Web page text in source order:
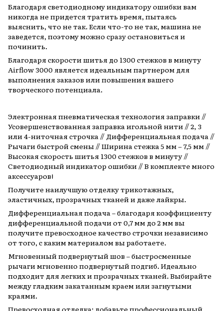
Благодаря светодиодному индикатору ошибки вам
никогда не придется тратить время, пытаясь
выяснить, что не так. Если что-то не так, машина не
заведется, поэтому можно сразу остановиться и
починить.
Благодаря скорости шитья до 1300 стежков в минуту
Airflow 3000 является идеальным партнером для
выполнения заказов или повышения вашего
творческого потенциала.
Электронная пневматическая технология заправки //
Усовершенствованная заправка игольной нити // 2, 3
или 4-ниточная строчка // Дифференциальная подача //
Рычаги быстрой смены // Ширина стежка 5 мм – 7,5 мм //
Высокая скорость шитья 1300 стежков в минуту //
Светодиодный индикатор ошибки // В комплекте много
аксессуаров!
Получите наилучшую отделку трикотажных,
эластичных, прозрачных тканей и даже лайкры.
Дифференциальная подача – благодаря коэффициенту
дифференциальной подачи от 0,7 мм до 2 мм вы
получите превосходное качество строчки независимо
от того, с каким материалом вы работаете.
Мгновенный подвернутый шов – быстросменные
рычаги мгновенно подвернутый подгиб. Идеально
подходит для легких и прозрачных тканей. Выбирайте
между гладким закатанным краем или загнутыми
краями.
Превосходная отделка: добавьте профессиональный